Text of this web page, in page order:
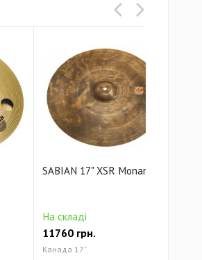
SABIAN 17" XSR Monarch
На складі
11760 грн.
Канада 17"